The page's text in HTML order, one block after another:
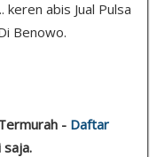
keren abis Jual Pulsa
Benowo.
- Daftar
saja.